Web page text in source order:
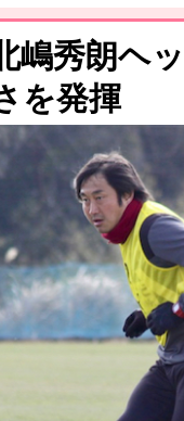
」
ウム「気候変動から命
嶋秀朗ヘ
を発揮